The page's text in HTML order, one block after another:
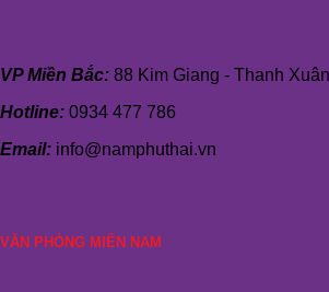
VP Miền Bắc: 88 Kim Giang - Thanh
Hotline: 0934 477 786
Email: info@namphuthai.vn
VĂN PHÒNG MIỀN NAM